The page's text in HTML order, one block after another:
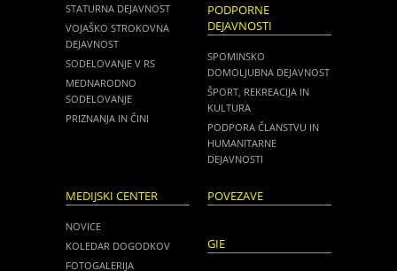
STATURNA DEJAVNOST
VOJAŠKO STROKOVNA
DEJAVNOST
SODELOVANJE V RS
MEDNARODNO
SODELOVANJE
PRIZNANJA IN ČINI
PODPORNE
DEJAVNOSTI
SPOMINSKO
DOMOLJUBNA DEJAVNOST
ŠPORT, REKREACIJA IN
KULTURA
PODPORA ČLANSTVU IN
HUMANITARNE
DEJAVNOSTI
MEDIJSKI CENTER
NOVICE
KOLEDAR DOGODKOV
FOTOGALERIJA
POVEZAVE
GIE